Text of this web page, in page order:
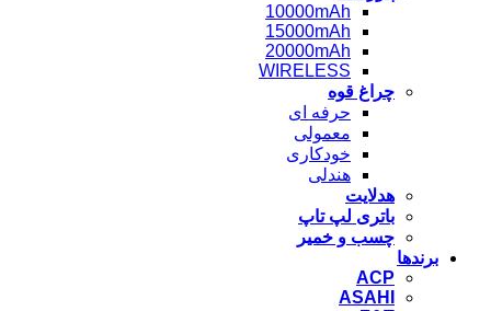
10000mAh
15000mAh
20000mAh
WIRELESS
چراغ قوه
حرفه ای
معمولی
خودکاری
هندلی
هدلایت
باتری لپ تاپ
چسب و خمیر
برندها
ACP
ASAHI